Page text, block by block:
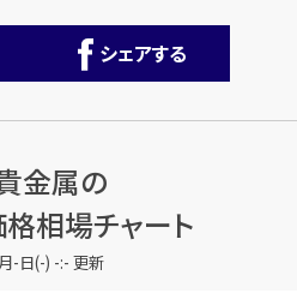
話で無料査定
24時間・年中無休(年末年始除く)
シェアする
金属の
相場チャート
-日(-) -:- 更新